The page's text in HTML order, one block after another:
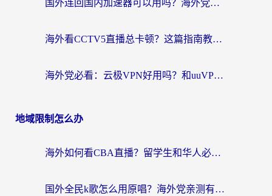
国外连回国内加速器可以用吗？海外党亲测实用指南，解决追剧游戏卡顿难题
海外看CCTV5直播总卡顿？这篇指南教你选对回国加速器，无缝刷国内资源
海外党必看：云极VPN好用吗？和uuVPN对比哪个回国效果更好？附真实体验+避坑指南
地域限制怎么办
海外如何看CBA直播？留学生和华人必看的无卡顿观赛指南
国外全民k歌怎么用原唱？海外党亲测有效的回国加速解决方案